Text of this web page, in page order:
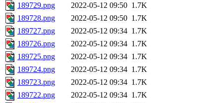
189729.png
2022-05-12 09:50 1.7K
189728.png
2022-05-12 09:50 1.7K
189727.png
2022-05-12 09:34 1.7K
189726.png
2022-05-12 09:34 1.7K
189725.png
2022-05-12 09:34 1.7K
189724.png
2022-05-12 09:34 1.7K
189723.png
2022-05-12 09:34 1.7K
189722.png
2022-05-12 09:34 1.7K